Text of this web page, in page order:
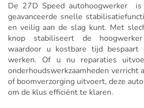
De 27D Speed autohoogwerker
geavanceerde snelle
en veilig aan de slag kunt. Met
knop stabiliseert de
waardoor u kostbare tijd
werken. Of u nu reparaties
onderhoudswerkzaamheden verricht
of boomverzorging uitvoert, deze
om de klus efficiënt te klaren.